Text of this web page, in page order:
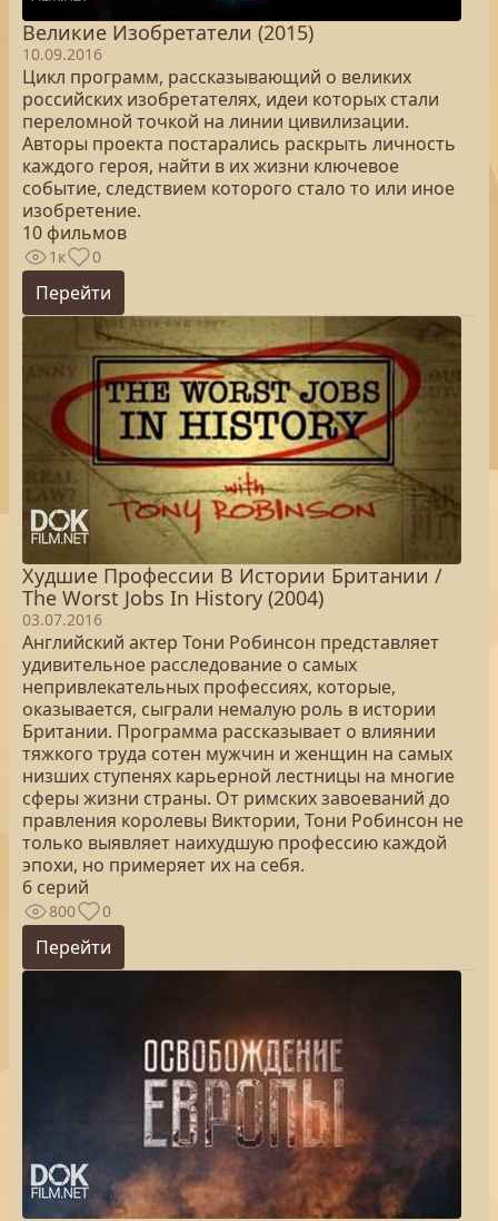
Великие Изобретатели (2015)
10.09.2016
Цикл программ, рассказывающий о великих
российских изобретателях, идеи которых стали
переломной точкой на линии цивилизации.
Авторы проекта постарались раскрыть личность
каждого героя, найти в их жизни ключевое
событие, следствием которого стало то или иное
изобретение.
10 фильмов
1к 0
Перейти
Худшие Профессии В Истории Британии /
The Worst Jobs In History (2004)
03.07.2016
Английский актер Тони Робинсон представляет
удивительное расследование о самых
непривлекательных профессиях, которые,
оказывается, сыграли немалую роль в истории
Британии. Программа рассказывает о влиянии
тяжкого труда сотен мужчин и женщин на самых
низших ступенях карьерной лестницы на многие
сферы жизни страны. От римских завоеваний до
правления королевы Виктории, Тони Робинсон не
только выявляет наихудшую профессию каждой
эпохи, но примеряет их на себя.
6 серий
800 0
Перейти